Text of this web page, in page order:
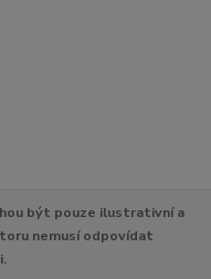
být pouze ilustrativní a
nemusí odpovídat